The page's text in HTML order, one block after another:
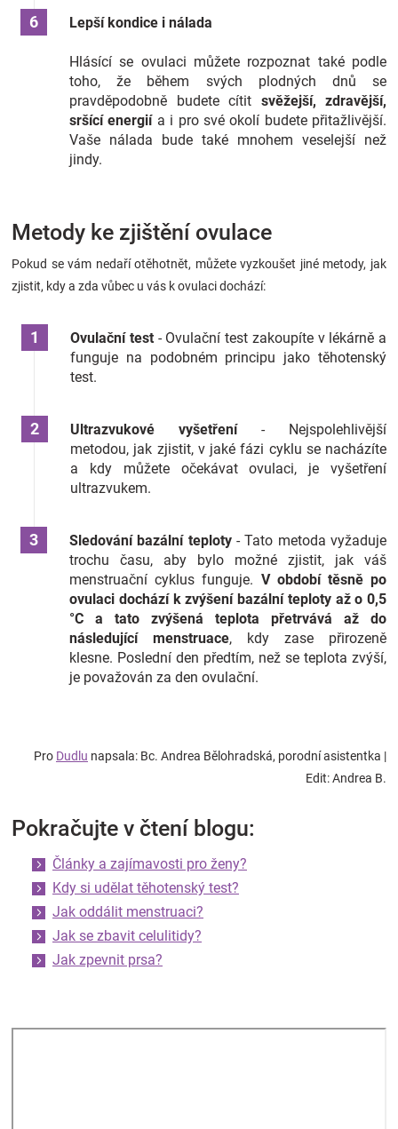
Lepší kondice i nálada
Hlásící se ovulaci můžete rozpoznat také podle
toho, že během svých plodných dnů se
pravděpodobně budete cítit svěžejší, zdravější,
sršící energiía i pro své okolí budete přitažlivější.
Vaše nálada bude také mnohem veselejší než
jindy.
Metody ke zjištění ovulace
Pokud se vám nedaří otěhotnět, můžete vyzkoušet jiné metody, jak
zjistit, kdy a zda vůbec u vás k ovulaci dochází:
Ovulační test- Ovulační test zakoupíte v lékárně a
funguje na podobném principu jako těhotenský
test.
Ultrazvukové vyšetření- Nejspolehlivější
metodou, jak zjistit, v jaké fázi cyklu se nacházíte
a kdy můžete očekávat ovulaci, je vyšetření
ultrazvukem.
Sledování bazální teploty- Tato metoda vyžaduje
trochu času, aby bylo možné zjistit, jak váš
menstruační cyklus funguje. V období těsně po
ovulaci dochází k zvýšení bazální teploty až o 0,5
°C a tato zvýšená teplota přetrvává až do
následující menstruace, kdy zase přirozeně
klesne. Poslední den předtím, než se teplota zvýší,
je považován za den ovulační.
Pro Dudlu napsala: Bc. Andrea Bělohradská, porodní asistentka |
Edit: Andrea B.
Pokračujte v čtení blogu:
Články a zajímavosti pro ženy?
Kdy si udělat těhotenský test?
Jak oddálit menstruaci?
Jak se zbavit celulitidy?
Jak zpevnit prsa?